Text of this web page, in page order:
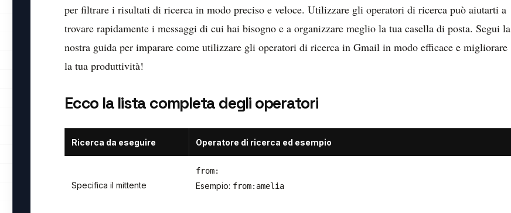
per filtrare i risultati di ricerca in modo preciso e veloce. Utilizzare gli operatori di ricerca può aiutarti a
trovare rapidamente i messaggi di cui hai bisogno e a organizzare meglio la tua casella di posta. Segui la
nostra guida per imparare come utilizzare gli operatori di ricerca in Gmail in modo efficace e migliorare
la tua produttività!
Ecco la lista completa degli operatori
Ricerca da eseguire Operatore di ricerca ed esempio
Specifica il mittente
from:
Esempio: from:amelia